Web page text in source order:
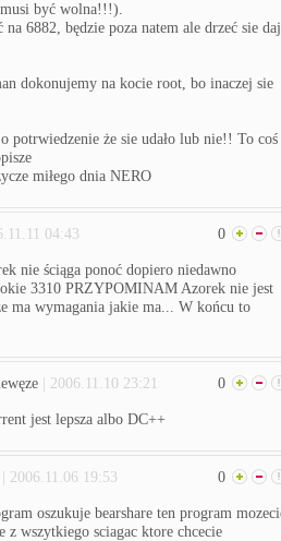
być wolna!!!).
na 6882, będzie poza natem ale drzeć sie
dokonujemy na kocie root, bo inaczej sie
potrwiedzenie że sie udało lub nie!! To coś
miłego dnia NERO
04:43 0
nie ściąga ponoć dopiero niedawno
3310 PRZYPOMINAM Azorek nie jest
ma wymagania jakie ma... W końcu to
| 2006.11.10 23:21 0
jest lepsza albo DC++
| 2006.11.06 19:53 0
oszukuje bearshare ten program
z wszytkiego sciagac ktore chcecie